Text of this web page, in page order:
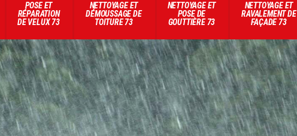
POSE ET
RÉPARATION
DE VELUX 73
NETTOYAGE ET
DÉMOUSSAGE DE
TOITURE 73
NETTOYAGE ET
POSE DE
GOUTTIÈRE 73
NETTOYAGE ET
RAVALEMENT DE
FAÇADE 73